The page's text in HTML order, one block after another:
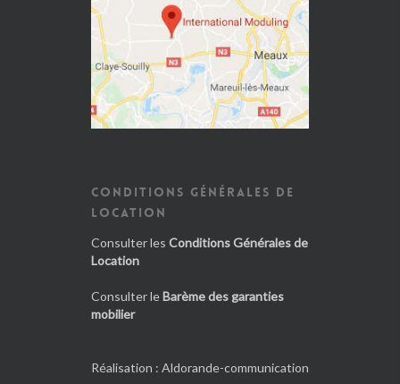
CONDITIONS GÉNÉRALES DE
LOCATION
Consulter les Conditions Générales de
Location
Consulter le Barème des garanties
mobilier
Réalisation : Aldorande-communication